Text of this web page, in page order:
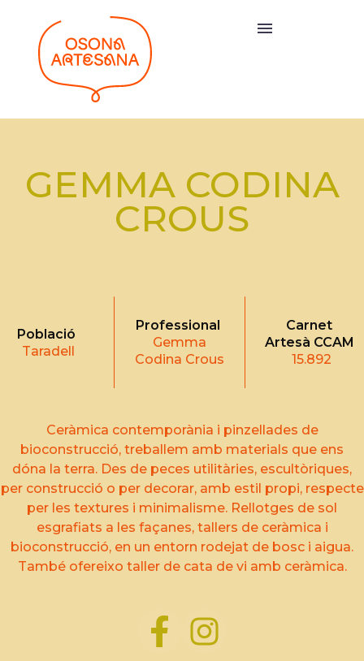
GEMMA CODINA
CROUS
Població
Taradell
Professional
Gemma
Codina Crous
Carnet
Artesà CCAM
15.892
Ceràmica contemporània i pinzellades de
bioconstrucció, treballem amb materials que ens
dóna la terra. Des de peces utilitàries, escultòriques,
per construcció o per decorar, amb estil propi, respecte
per les textures i minimalisme. Rellotges de sol
esgrafiats a les façanes, tallers de ceràmica i
bioconstrucció, en un entorn rodejat de bosc i aigua.
També ofereixo taller de cata de vi amb ceràmica.